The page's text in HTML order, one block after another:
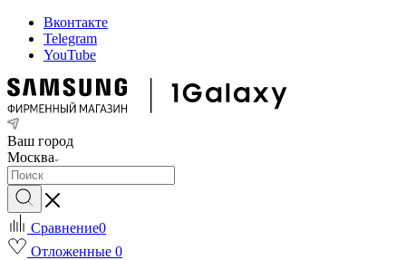
Вконтакте
Telegram
YouTube
Ваш город
Москва
Сравнение0
Отложенные 0